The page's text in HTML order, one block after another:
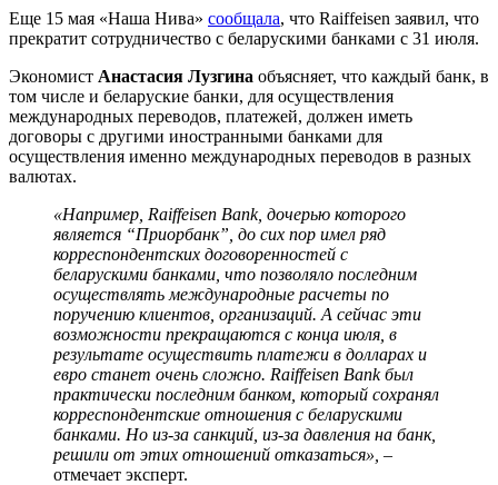
Еще 15 мая «Наша Нива» сообщала, что Raiffeisen заявил, что
прекратит сотрудничество с беларускими банками с 31 июля.
Экономист Анастасия Лузгина объясняет, что каждый банк, в
том числе и беларуские банки, для осуществления
международных переводов, платежей, должен иметь
договоры с другими иностранными банками для
осуществления именно международных переводов в разных
валютах.
«Например, Raiffeisen Bank, дочерью которого
является “Приорбанк”, до сих пор имел ряд
корреспондентских договоренностей с
беларускими банками, что позволяло последним
осуществлять международные расчеты по
поручению клиентов, организаций. А сейчас эти
возможности прекращаются с конца июля, в
результате осуществить платежи в долларах и
евро станет очень сложно. Raiffeisen Bank был
практически последним банком, который сохранял
корреспондентские отношения с беларускими
банками. Но из-за санкций, из-за давления на банк,
решили от этих отношений отказаться», –
отмечает эксперт.